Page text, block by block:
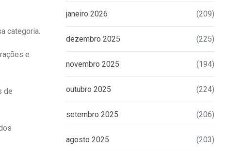
categoria.
e
de
janeiro 2026 (209)
dezembro 2025 (225)
novembro 2025 (194)
outubro 2025 (224)
setembro 2025 (206)
agosto 2025 (203)